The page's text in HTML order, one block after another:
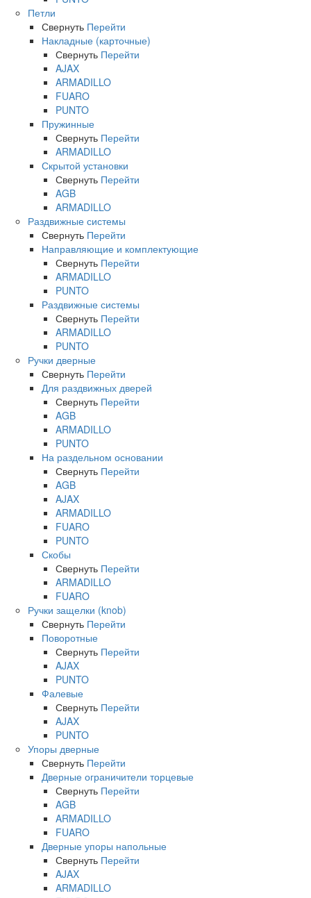
Петли
Свернуть Перейти
Накладные (карточные)
Свернуть Перейти
AJAX
ARMADILLO
FUARO
PUNTO
Пружинные
Свернуть Перейти
ARMADILLO
Скрытой установки
Свернуть Перейти
AGB
ARMADILLO
Раздвижные системы
Свернуть Перейти
Направляющие и комплектующие
Свернуть Перейти
ARMADILLO
PUNTO
Раздвижные системы
Свернуть Перейти
ARMADILLO
PUNTO
Ручки дверные
Свернуть Перейти
Для раздвижных дверей
Свернуть Перейти
AGB
ARMADILLO
PUNTO
На раздельном основании
Свернуть Перейти
AGB
AJAX
ARMADILLO
FUARO
PUNTO
Скобы
Свернуть Перейти
ARMADILLO
FUARO
Ручки защелки (knob)
Свернуть Перейти
Поворотные
Свернуть Перейти
AJAX
PUNTO
Фалевые
Свернуть Перейти
AJAX
PUNTO
Упоры дверные
Свернуть Перейти
Дверные ограничители торцевые
Свернуть Перейти
AGB
ARMADILLO
FUARO
Дверные упоры напольные
Свернуть Перейти
AJAX
ARMADILLO